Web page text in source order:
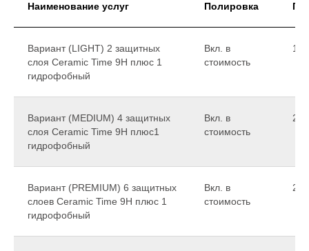
Наименование услуг Полировка
Вариант (LIGHT) 2 защитных
слоя Ceramic Time 9H плюс 1
гидрофобный
Вкл. в
стоимость
19
Вариант (MEDIUM) 4 защитных
слоя Ceramic Time 9H плюс1
гидрофобный
Вкл. в
стоимость
24
Вариант (PREMIUM) 6 защитных
слоев Ceramic Time 9H плюс 1
гидрофобный
Вкл. в
стоимость
29